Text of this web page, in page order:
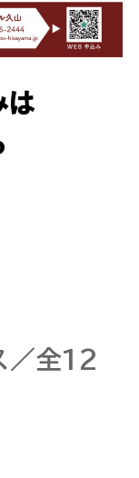
／全12